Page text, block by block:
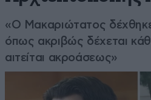
«Ο Μακαριώτατος
όπως ακριβώς δέχεται
αιτείται ακροάσεως»